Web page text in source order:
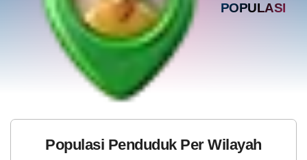
POPULASI
Populasi Penduduk Per Wilayah